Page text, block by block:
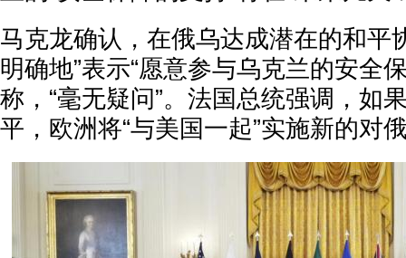
马克龙确认，在俄乌达成潜在的和平
明确地”表示“愿意参与乌克兰的安全
称，“毫无疑问”。法国总统强调，如
平，欧洲将“与美国一起”实施新的对